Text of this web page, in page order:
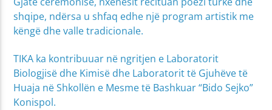
shqipe, ndërsa u shfaq edhe një program artistik me
këngë dhe valle tradicionale.
TIKA ka kontribuuar në ngritjen e Laboratorit
Biologjisë dhe Kimisë dhe Laboratorit të Gjuhëve të
Huaja në Shkollën e Mesme të Bashkuar “Bido Sejko”
Konispol.